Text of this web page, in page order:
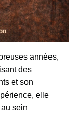
années,
des
et son
elle
sein